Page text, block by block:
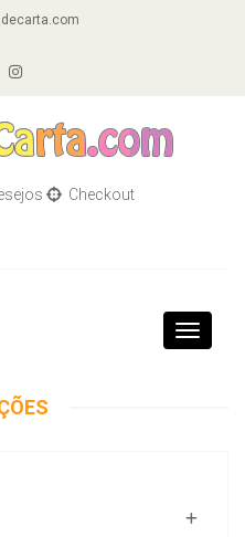
Checkout
Toggle